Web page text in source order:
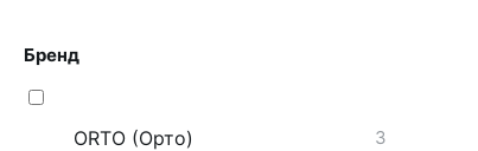
Бренд
ORTO (Орто) 3